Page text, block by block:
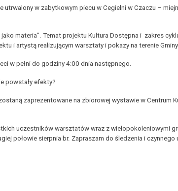
w zabytkowym piecu w Cegielni w Czaczu –
materia”. Temat projektu Kultura Dostępna i zakres
i artystą realizującym warsztaty i pokazy na terenie
w pełni do godziny 4:00 dnia następnego.
powstały efekty?
zaprezentowane na zbiorowej wystawie w Centrum
uczestników warsztatów wraz z wielopokoleniowymi
połowie sierpnia br. Zapraszam do śledzenia i